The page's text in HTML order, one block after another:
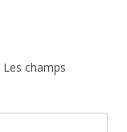
Les champs